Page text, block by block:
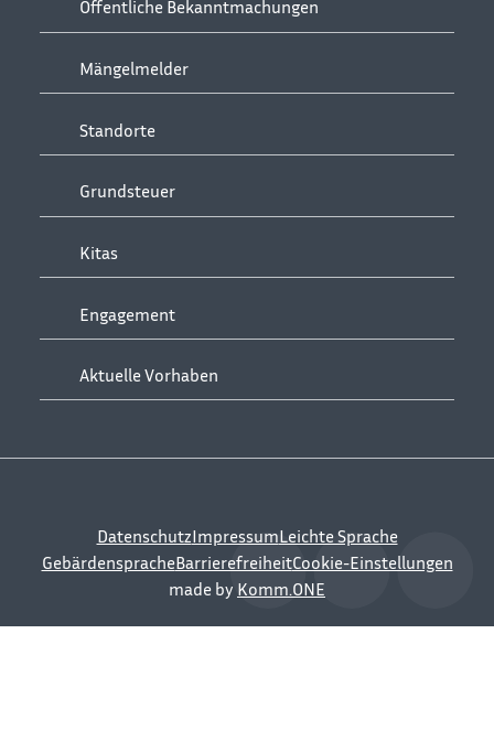
Öffentliche Bekanntmachungen
Mängelmelder
Standorte
Grundsteuer
Kitas
Engagement
Aktuelle Vorhaben
DatenschutzImpressumLeichte Sprache
GebärdenspracheBarrierefreiheitCookie-Einstellungen
made by Komm.ONE